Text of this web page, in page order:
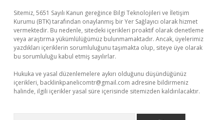
Sitemiz, 5651 Sayılı Kanun gereğince Bilgi Teknolojileri ve İletişim
Kurumu (BTK) tarafından onaylanmış bir Yer Sağlayıcı olarak hizmet
vermektedir. Bu nedenle, sitedeki içerikleri proaktif olarak denetleme
veya araştırma yükümlülüğümüz bulunmamaktadır. Ancak, üyelerimiz
yazdıkları içeriklerin sorumluluğunu taşımakta olup, siteye üye olarak
bu sorumluluğu kabul etmiş sayılırlar.
Hukuka ve yasal düzenlemelere aykırı olduğunu düşündüğünüz
içerikleri, backlinkpanelicomtr@gmail.com adresine bildirmeniz
halinde, ilgili içerikler yasal süre içerisinde sitemizden kaldırılacaktır.